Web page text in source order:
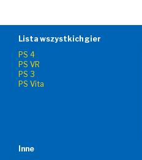
Lista wszystkich gier
PS 4
PS VR
PS 3
PS Vita
Inne